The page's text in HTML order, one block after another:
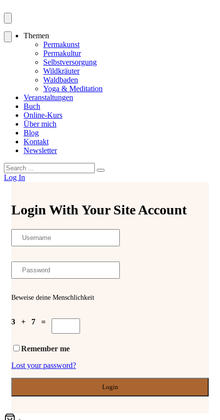
Themen
Permakunst
Permakultur
Selbstversorgung
Wildkräuter
Waldbaden
Yoga & Meditation
Veranstaltungen
Buch
Online-Kurs
Über mich
Blog
Kontakt
Newsletter
Search
for:
Log In
Login With Your Site Account
Beweise deine Menschlichkeit
3 + 7 =
Remember me
Lost your password?